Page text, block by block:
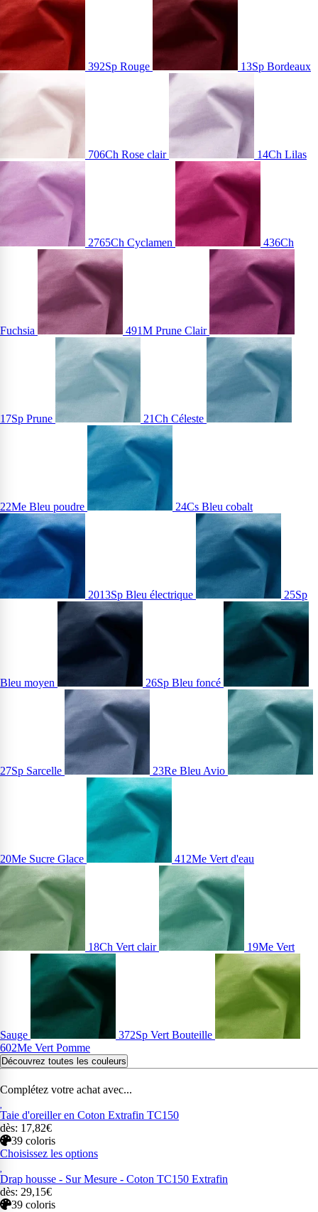
392Sp Rouge 13Sp Bordeaux
706Ch Rose clair 14Ch Lilas
2765Ch Cyclamen 436Ch
Fuchsia 491M Prune Clair
17Sp Prune 21Ch Céleste
22Me Bleu poudre 24Cs Bleu cobalt
2013Sp Bleu électrique 25Sp
Bleu moyen 26Sp Bleu foncé
27Sp Sarcelle 23Re Bleu Avio
20Me Sucre Glace 412Me Vert d'eau
18Ch Vert clair 19Me Vert
Sauge
372Sp Vert Bouteille
602Me Vert Pomme
Découvrez toutes les couleurs
Complétez votre achat avec...
Taie d'oreiller en Coton Extrafin TC150
dès: 17,82€
39 coloris
Choisissez les options
Drap housse - Sur Mesure - Coton TC150 Extrafin
dès: 29,15€
39 coloris